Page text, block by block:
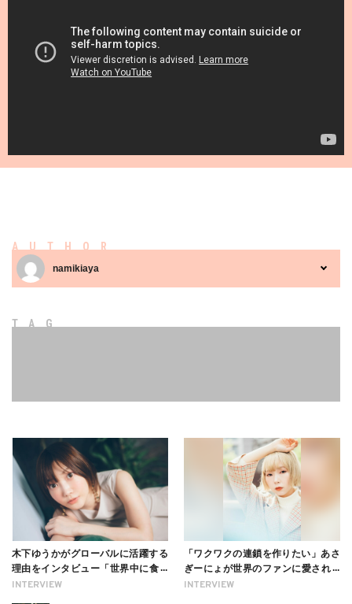
AUTHOR
namikiaya
TAG
INTERVIEW
木下ゆうかがグローバルに活躍する
理由をインタビュー「世界中に食べ
る幸せを伝えたい」新事務所加入に
INTERVIEW
「ワクワクの連鎖を作りたい」あさ
ぎーにょが世界のファンに愛される
理由【インタビュー】